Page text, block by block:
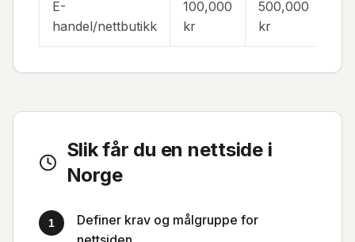
E-
handel/nettbutikk
100,000
kr
500,000
kr
Slik får du en nettside i
Norge
1
Definer krav og målgruppe for